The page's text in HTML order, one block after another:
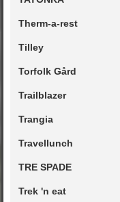
Therm-a-rest
Tilley
Torfolk Gård
Trailblazer
Trangia
Travellunch
TRE SPADE
Trek 'n eat